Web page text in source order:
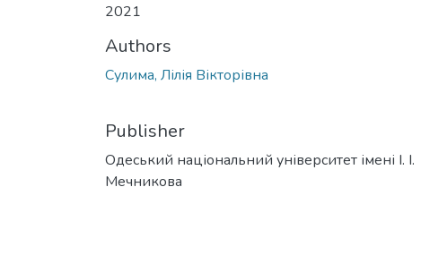
2021
Authors
Сулима, Лілія Вікторівна
Publisher
Одеський національний університет імені І. І.
Мечникова